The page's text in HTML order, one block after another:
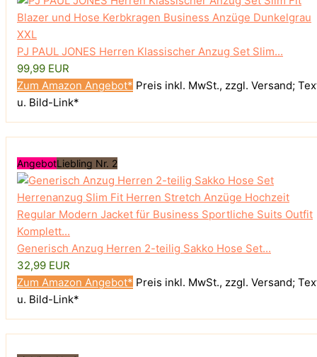
PJ PAUL JONES Herren Klassischer Anzug Set Slim...
99,99 EUR
Zum Amazon Angebot* Preis inkl. MwSt., zzgl. Versand;
u. Bild-Link*
AngebotLiebling Nr. 2
Generisch Anzug Herren 2-teilig Sakko Hose Set...
32,99 EUR
Zum Amazon Angebot* Preis inkl. MwSt., zzgl. Versand;
u. Bild-Link*